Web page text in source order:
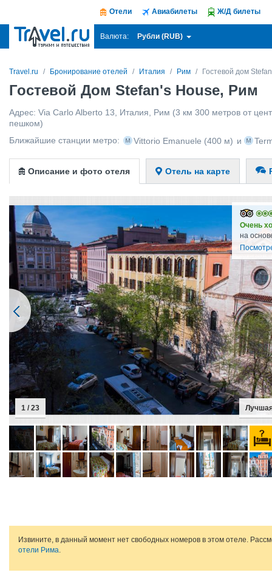
Отели Авиабилеты Ж/Д билеты
Валюта: Рубли (RUB)
Travel.ru Бронирование отелей Италия Рим Гостевой дом
Гостевой Дом Stefan's House, Рим
Адрес: Via Carlo Alberto 13 Италия Рим (3 км 300 метров от
пешком)
Ближайшие станции метро:
Vittorio Emanuele (400 м) и
Описание и фото отеля Отель на карте
Очень
на
1 / 23
Извините, в данный момент нет свободных номеров в этом отеле.
отели Рима.